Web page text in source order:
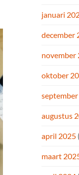
januari
december
november
oktober
augustus
april 2025
maart